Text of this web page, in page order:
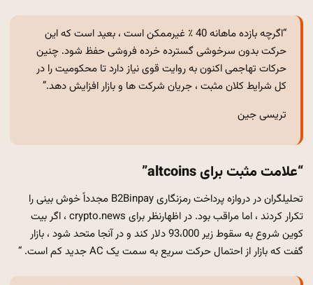
“اگرچه بازده ماهانه 40 ٪ غیرممکن است ، بعید است که این
حرکت بدون سرخوشی گسترده خرده فروشی حفظ شود. چنین
حرکات تهاجمی اکنون به روایت قوی نیاز دارد تا محکومیت را در
کل شرایط کلان مثبت ، جریان شرکت ها و بازار افزایش دهد.”
تریسی جین
“علامت مثبت برای altcoins”
تحلیلگران در دروازه پرداخت رمزنگاری B2Binpay مجدداً خوش بینی را
تکرار کردند ، اما مراقب بود. در اظهارنظر برای crypto.news ، اگر بیت
کوین شروع به سقوط زیر 93،000 دلار کند و در آنجا متحد شود ، بازار
گفت که بازار از احتمال حرکت سریع به سمت یک AC جدید کم است. “